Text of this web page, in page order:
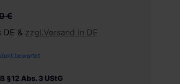
€
DE & zzgl.Versand in DE
bewertet
§12 Abs. 3 UStG